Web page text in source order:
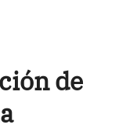
de